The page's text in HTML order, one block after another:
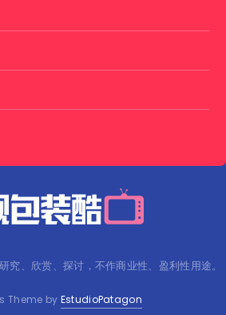
究、欣赏、探讨，不作商业性、盈利性用途。
Theme by EstudioPatagon